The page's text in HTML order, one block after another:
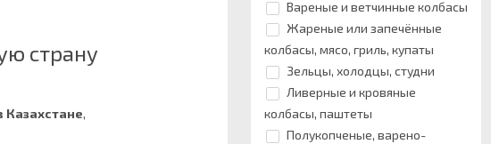
Вареные и ветчинные колбасы
Жареные или запечённые
колбасы, мясо, гриль, купаты
Зельцы, холодцы, студни
Ливерные и кровяные
колбасы, паштеты
Полукопченые, варено-
страну
Казахстане,